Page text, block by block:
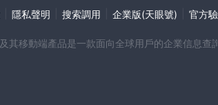
隱私聲明 搜索調用 企業版(天眼號) 官方
其移動端產品是一款面向全球用戶的企業信息